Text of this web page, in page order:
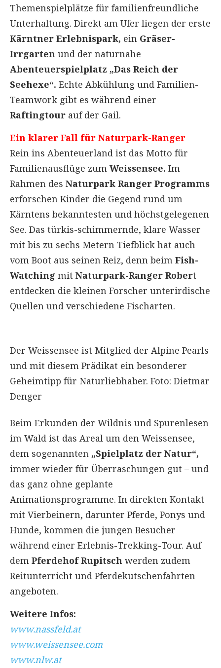
Themenspielplätze für familienfreundliche
Unterhaltung. Direkt am Ufer liegen der erste
Kärntner Erlebnispark, ein Gräser-
Irrgarten und der naturnahe
Abenteuerspielplatz „Das Reich der
Seehexe“. Echte Abkühlung und Familien-
Teamwork gibt es während einer
Raftingtour auf der Gail.
Ein klarer Fall für Naturpark-Ranger
Rein ins Abenteuerland ist das Motto für
Familienausflüge zum Weissensee. Im
Rahmen des Naturpark Ranger Programms
erforschen Kinder die Gegend rund um
Kärntens bekanntesten und höchstgelegenen
See. Das türkis-schimmernde, klare Wasser
mit bis zu sechs Metern Tiefblick hat auch
vom Boot aus seinen Reiz, denn beim Fish-
Watching mit Naturpark-Ranger Robert
entdecken die kleinen Forscher unterirdische
Quellen und verschiedene Fischarten.
Der Weissensee ist Mitglied der Alpine Pearls
und mit diesem Prädikat ein besonderer
Geheimtipp für Naturliebhaber. Foto: Dietmar
Denger
Beim Erkunden der Wildnis und Spurenlesen
im Wald ist das Areal um den Weissensee,
dem sogenannten „Spielplatz der Natur“,
immer wieder für Überraschungen gut – und
das ganz ohne geplante
Animationsprogramme. In direkten Kontakt
mit Vierbeinern, darunter Pferde, Ponys und
Hunde, kommen die jungen Besucher
während einer Erlebnis-Trekking-Tour. Auf
dem Pferdehof Rupitsch werden zudem
Reitunterricht und Pferdekutschenfahrten
angeboten.
Weitere Infos:
www.nassfeld.at
www.weissensee.com
www.nlw.at